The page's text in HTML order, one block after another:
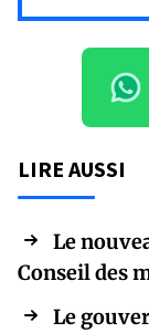
LIRE AUSSI
Le
Conseil des
Le